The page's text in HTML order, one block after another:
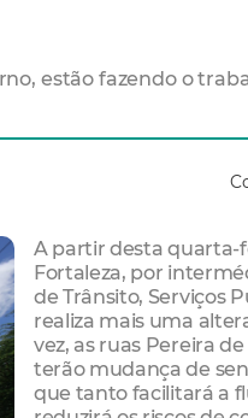
estão fazendo o
A partir desta quarta-
Fortaleza, por
de Trânsito, Serviços
realiza mais uma
vez, as ruas Pereira
terão mudança de
que tanto facilitará a